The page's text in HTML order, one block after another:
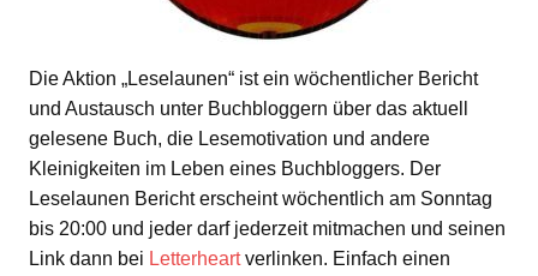
Die Aktion „Leselaunen“ ist ein wöchentlicher Bericht
und Austausch unter Buchbloggern über das aktuell
gelesene Buch, die Lesemotivation und andere
Kleinigkeiten im Leben eines Buchbloggers. Der
Leselaunen Bericht erscheint wöchentlich am Sonntag
bis 20:00 und jeder darf jederzeit mitmachen und seinen
Link dann bei Letterheartverlinken. Einfach einen